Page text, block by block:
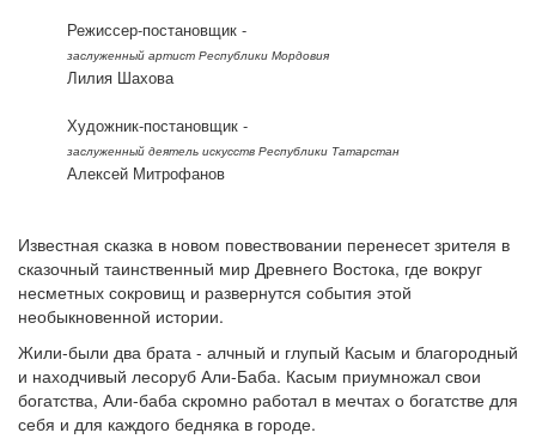
Режиссер-постановщик -
заслуженный артист Республики Мордовия
Лилия Шахова
Художник-постановщик -
заслуженный деятель искусств Республики Татарстан
Алексей Митрофанов
Известная сказка в новом повествовании перенесет зрителя в
сказочный таинственный мир Древнего Востока, где вокруг
несметных сокровищ и развернутся события этой
необыкновенной истории.
Жили-были два брата - алчный и глупый Касым и благородный
и находчивый лесоруб Али-Баба. Касым приумножал свои
богатства, Али-баба скромно работал в мечтах о богатстве для
себя и для каждого бедняка в городе.